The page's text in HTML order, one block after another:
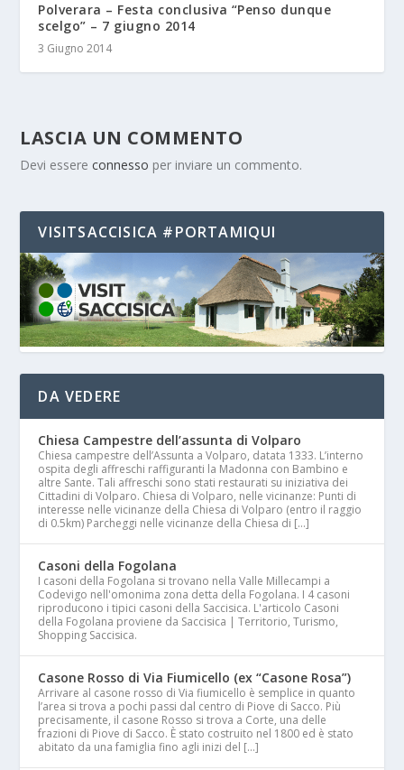
Polverara – Festa conclusiva “Penso dunque
scelgo” – 7 giugno 2014
3 Giugno 2014
LASCIA UN COMMENTO
Devi essereconnesso per inviare un commento.
VISITSACCISICA #PORTAMIQUI
DA VEDERE
Chiesa Campestre dell’assunta di Volparo
Chiesa campestre dell’Assunta a Volparo, datata 1333. L’interno
ospita degli affreschi raffiguranti la Madonna con Bambino e
altre Sante. Tali affreschi sono stati restaurati su iniziativa dei
Cittadini di Volparo. Chiesa di Volparo, nelle vicinanze: Punti di
interesse nelle vicinanze della Chiesa di Volparo (entro il raggio
di 0.5km) Parcheggi nelle vicinanze della Chiesa di […]
Casoni della Fogolana
I casoni della Fogolana si trovano nella Valle Millecampi a
Codevigo nell'omonima zona detta della Fogolana. I 4 casoni
riproducono i tipici casoni della Saccisica. L'articolo Casoni
della Fogolana proviene da Saccisica | Territorio, Turismo,
Shopping Saccisica.
Casone Rosso di Via Fiumicello (ex “Casone Rosa”)
Arrivare al casone rosso di Via fiumicello è semplice in quanto
l’area si trova a pochi passi dal centro di Piove di Sacco. Più
precisamente, il casone Rosso si trova a Corte, una delle
frazioni di Piove di Sacco. È stato costruito nel 1800 ed è stato
abitato da una famiglia fino agli inizi del […]